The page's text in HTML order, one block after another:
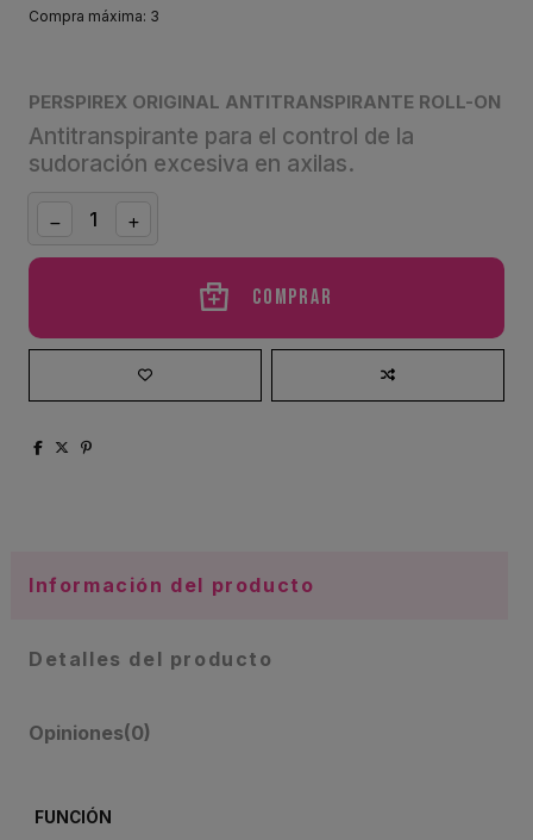
Compra máxima: 3
PERSPIREX ORIGINAL ANTITRANSPIRANTE ROLL-ON
Antitranspirante para el control de la
sudoración excesiva en axilas.
Comprar
Información del producto
Detalles del producto
Opiniones(0)
FUNCIÓN